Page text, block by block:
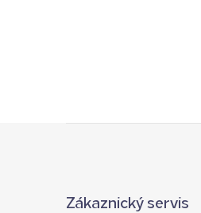
Zákaznický servis